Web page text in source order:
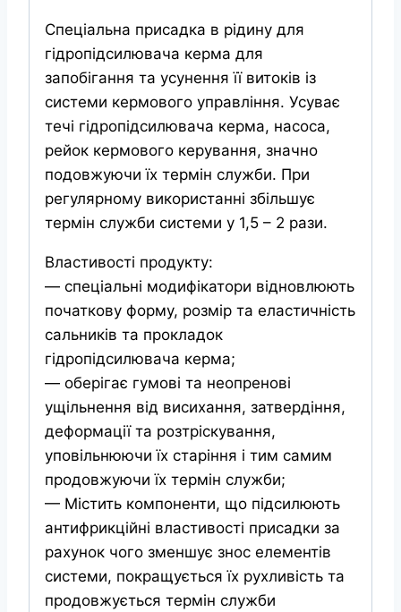
Спеціальна присадка в рідину для
гідропідсилювача керма для
запобігання та усунення її витоків із
системи кермового управління. Усуває
течі гідропідсилювача керма, насоса,
рейок кермового керування, значно
подовжуючи їх термін служби. При
регулярному використанні збільшує
термін служби системи у 1,5 – 2 рази.
Властивості продукту:
— спеціальні модифікатори відновлюють
початкову форму, розмір та еластичність
сальників та прокладок
гідропідсилювача керма;
— оберігає гумові та неопренові
ущільнення від висихання, затвердіння,
деформації та розтріскування,
уповільнюючи їх старіння і тим самим
продовжуючи їх термін служби;
— Містить компоненти, що підсилюють
антифрикційні властивості присадки за
рахунок чого зменшує знос елементів
системи, покращується їх рухливість та
продовжується термін служби